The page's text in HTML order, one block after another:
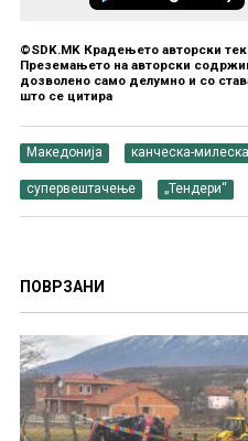
©SDK.MK Крадењето авторски
Преземањето на авторски
дозволено само делумно и со
што се цитира
Македонија канческа-милеска
супервештачење „Тендери“
ПОВРЗАНИ